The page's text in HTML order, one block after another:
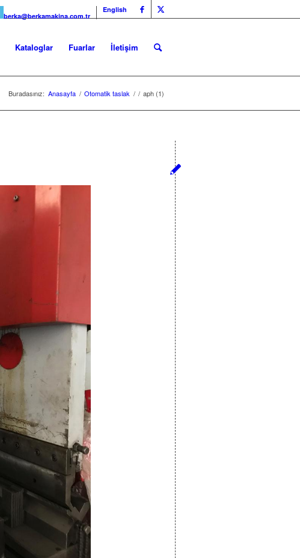
berka@berkamakina.com.tr
English
Kataloglar Fuarlar İletişim
Buradasınız: Anasayfa / Otomatik taslak / / aph (1)